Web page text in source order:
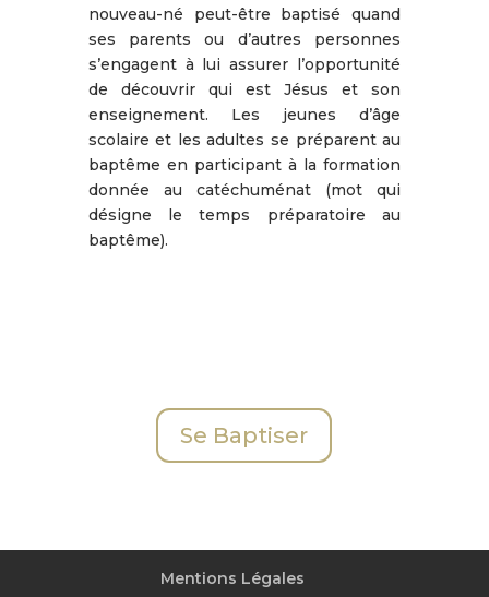
nouveau-né peut-être baptisé quand
ses parents ou d’autres personnes
s’engagent à lui assurer l’opportunité
de découvrir qui est Jésus et son
enseignement. Les jeunes d’âge
scolaire et les adultes se préparent au
baptême en participant à la formation
donnée au catéchuménat (mot qui
désigne le temps préparatoire au
baptême).
Se Baptiser
Mentions Légales